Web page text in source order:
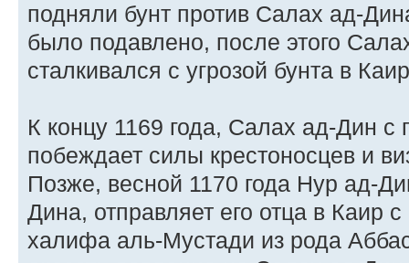
подняли бунт против Салах ад-
было подавлено, после этого
сталкивался с угрозой бунта в
К концу 1169 года, Салах ад-Дин
побеждает силы крестоносцев и
Позже, весной 1170 года Нур ад-
Дина, отправляет его отца в Каир
халифа аль-Мустади из рода